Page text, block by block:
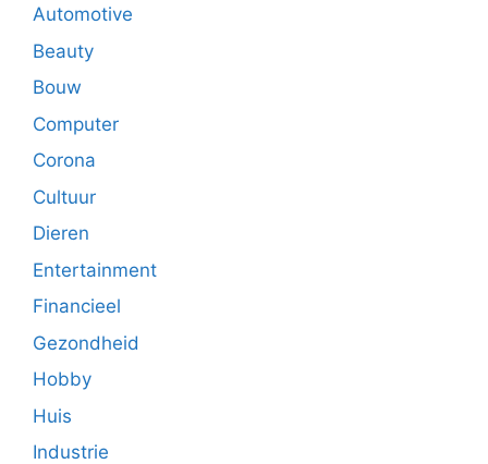
Automotive
Beauty
Bouw
Computer
Corona
Cultuur
Dieren
Entertainment
Financieel
Gezondheid
Hobby
Huis
Industrie